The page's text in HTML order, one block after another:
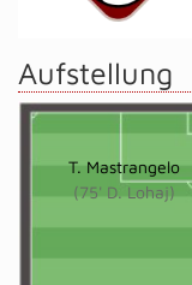
Aufstellung
T. Mastrangelo
(75' D. Lohaj)